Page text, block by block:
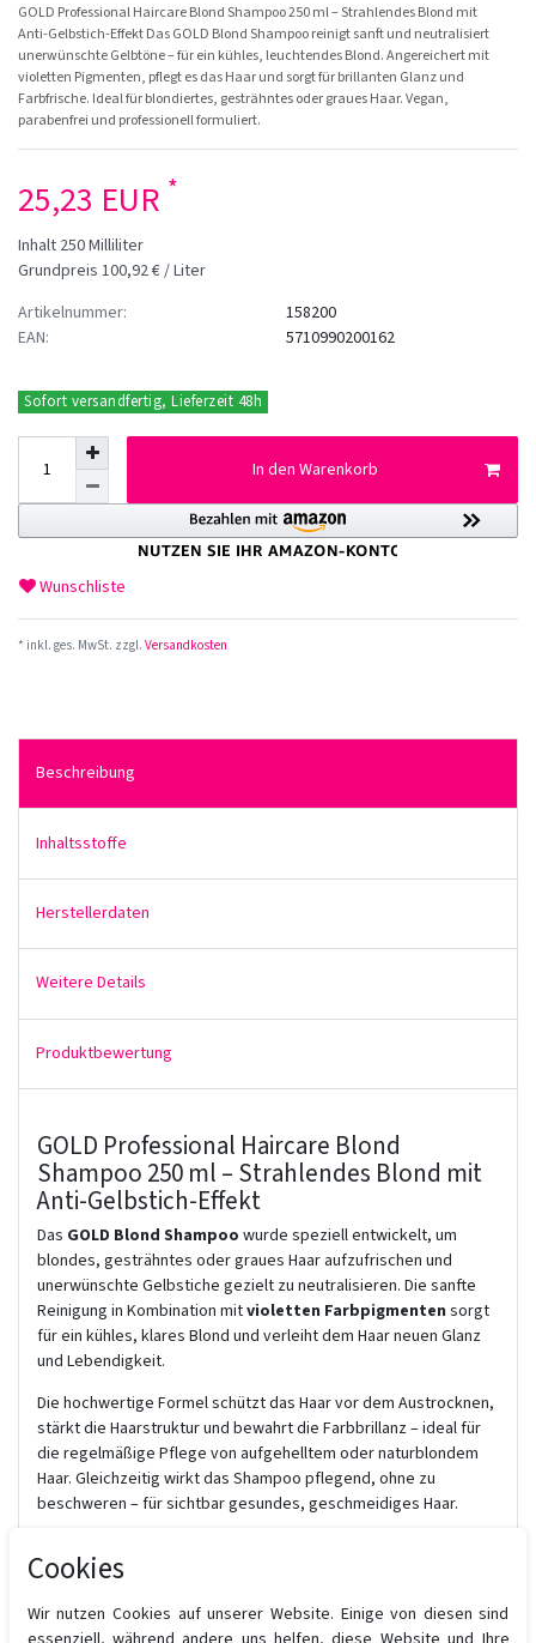
GOLD Professional Haircare Blond Shampoo 250 ml – Strahlendes Blond mit
Anti-Gelbstich-Effekt Das GOLD Blond Shampoo reinigt sanft und neutralisiert
unerwünschte Gelbtöne – für ein kühles, leuchtendes Blond. Angereichert mit
violetten Pigmenten, pflegt es das Haar und sorgt für brillanten Glanz und
Farbfrische. Ideal für blondiertes, gesträhntes oder graues Haar. Vegan,
parabenfrei und professionell formuliert.
25,23 EUR *
Inhalt 250Milliliter
Grundpreis 100,92 € / Liter
Artikelnummer:
EAN:
158200
5710990200162
Sofort versandfertig, Lieferzeit 48h
In den Warenkorb
Wunschliste
* inkl. ges. MwSt. zzgl. Versandkosten
Beschreibung
Inhaltsstoffe
Herstellerdaten
Weitere Details
Produktbewertung
GOLD Professional Haircare Blond
Shampoo 250 ml – Strahlendes Blond mit
Anti-Gelbstich-Effekt
Das GOLD Blond Shampoo wurde speziell entwickelt, um
blondes, gesträhntes oder graues Haar aufzufrischen und
unerwünschte Gelbstiche gezielt zu neutralisieren. Die sanfte
Reinigung in Kombination mitvioletten Farbpigmenten sorgt
für ein kühles, klares Blond und verleiht dem Haar neuen Glanz
und Lebendigkeit.
Die hochwertige Formel schützt das Haar vor dem Austrocknen,
stärkt die Haarstruktur und bewahrt die Farbbrillanz – ideal für
die regelmäßige Pflege von aufgehelltem oder naturblondem
Haar. Gleichzeitig wirkt das Shampoo pflegend, ohne zu
beschweren – für sichtbar gesundes, geschmeidiges Haar.
Neutralisiert Gelbstich & warme Untertöne
Verleiht kühles, strahlendes Blond
Schonende Reinigung mit Farbpflege-Effekt
Cookies
Wir nutzen Cookies auf unserer Website. Einige von diesen sind